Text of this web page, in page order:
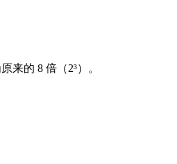
来的 8 倍（2³）。